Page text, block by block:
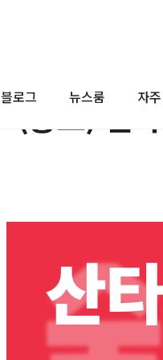
블로그 뉴스룸 자
(종료) 산